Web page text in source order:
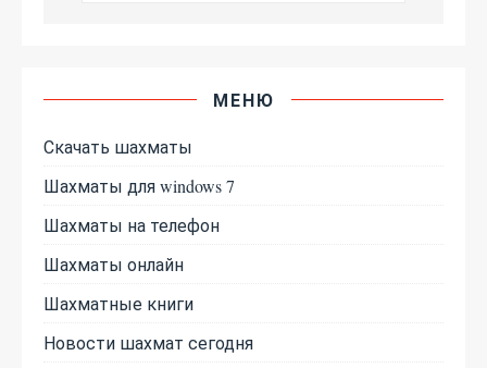
МЕНЮ
Скачать шахматы
Шахматы для windows 7
Шахматы на телефон
Шахматы онлайн
Шахматные книги
Новости шахмат сегодня